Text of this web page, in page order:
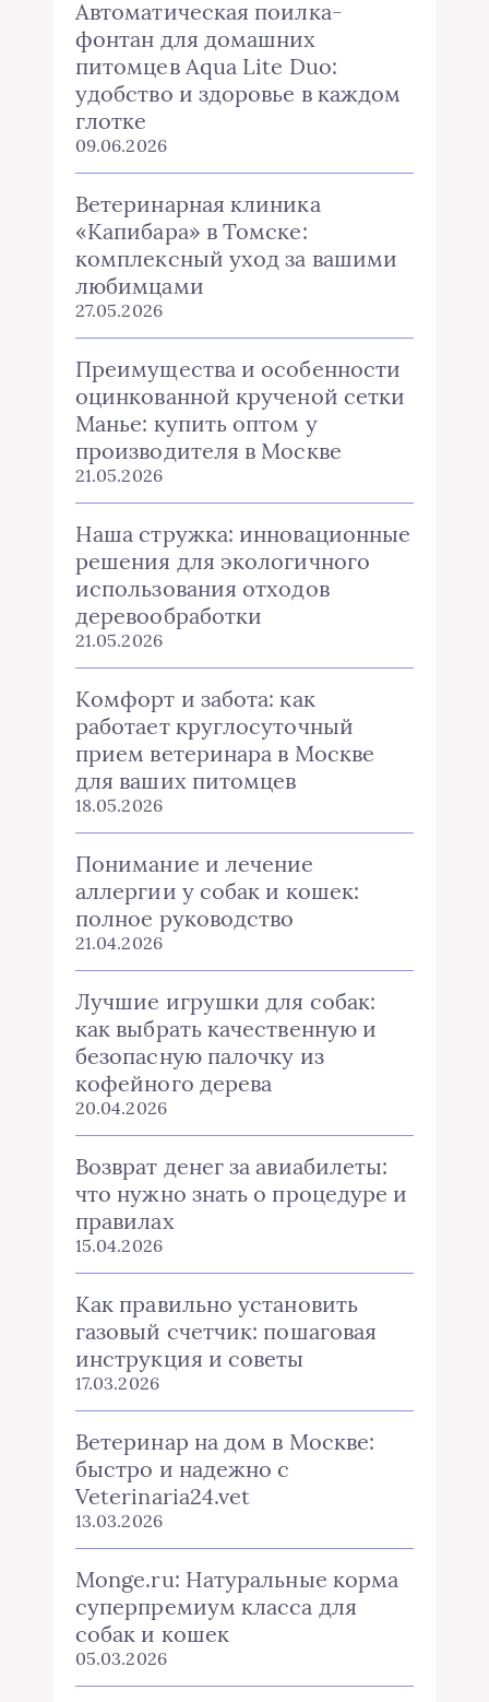
Автоматическая поилка-
фонтан для домашних
питомцев Aqua Lite Duo:
удобство и здоровье в каждом
глотке
09.06.2026
Ветеринарная клиника
«Капибара» в Томске:
комплексный уход за вашими
любимцами
27.05.2026
Преимущества и особенности
оцинкованной крученой сетки
Манье: купить оптом у
производителя в Москве
21.05.2026
Наша стружка: инновационные
решения для экологичного
использования отходов
деревообработки
21.05.2026
Комфорт и забота: как
работает круглосуточный
прием ветеринара в Москве
для ваших питомцев
18.05.2026
Понимание и лечение
аллергии у собак и кошек:
полное руководство
21.04.2026
Лучшие игрушки для собак:
как выбрать качественную и
безопасную палочку из
кофейного дерева
20.04.2026
Возврат денег за авиабилеты:
что нужно знать о процедуре и
правилах
15.04.2026
Как правильно установить
газовый счетчик: пошаговая
инструкция и советы
17.03.2026
Ветеринар на дом в Москве:
быстро и надежно с
Veterinaria24.vet
13.03.2026
Monge.ru: Натуральные корма
суперпремиум класса для
собак и кошек
05.03.2026